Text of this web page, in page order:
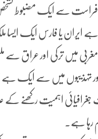
فراست سے ایک مضبوط تشخص
ہے ایران یا فارس ایک ایسا
میں ترکی اور عراق سے
تہذیبوں میں سے ایک ہے
اہمیت رکھنے کے
رہا ہے۔